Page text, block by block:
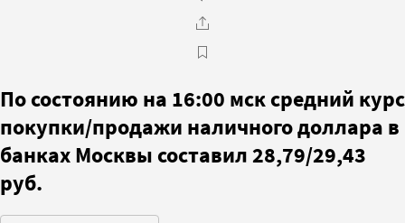
По состоянию на 16:00 мск средний курс
покупки/продажи наличного доллара в
банках Москвы составил 28,79/29,43
руб.